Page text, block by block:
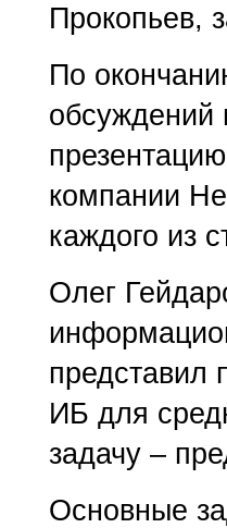
Прокопьев,
По
обсуждений
компании
каждого из
Олег
представил
ИБ для
задачу –
Основные